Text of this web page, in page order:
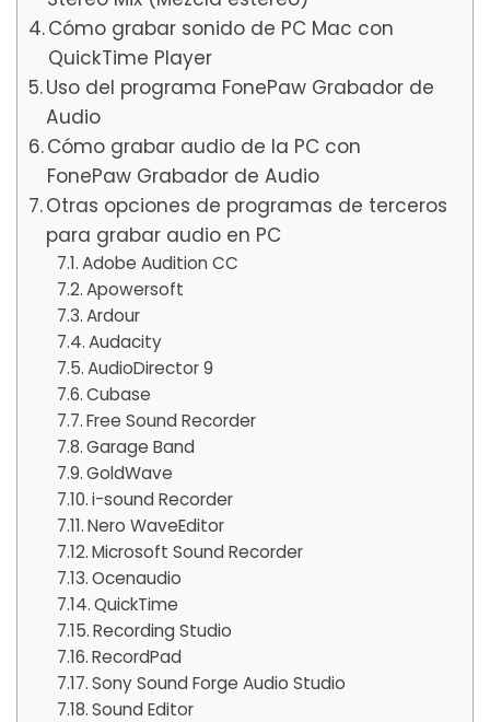
Cómo grabar sonido de PC Mac con
QuickTime Player
Uso del programa FonePaw Grabador de
Audio
Cómo grabar audio de la PC con
FonePaw Grabador de Audio
Otras opciones de programas de terceros
para grabar audio en PC
Adobe Audition CC
Apowersoft
Ardour
Audacity
AudioDirector 9
Cubase
Free Sound Recorder
Garage Band
GoldWave
i-sound Recorder
Nero WaveEditor
Microsoft Sound Recorder
Ocenaudio
QuickTime
Recording Studio
RecordPad
Sony Sound Forge Audio Studio
Sound Editor